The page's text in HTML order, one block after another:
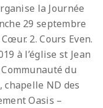
la Journée
29 septembre
2. Cours Even.
à l’église st Jean
du
ND des
Oasis –